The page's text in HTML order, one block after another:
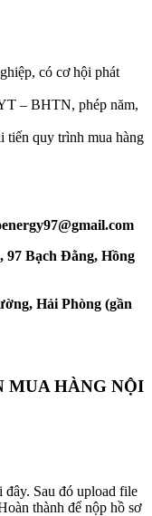
có cơ hội phát
– BHTN, phép năm,
tiến quy trình mua hàng
97 Bạch Đằng, Hồng
Hải Phòng (gần
MUA HÀNG NỘI
Sau đó upload file
thành để nộp hồ sơ